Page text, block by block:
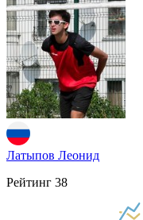
Латыпов Леонид
Рейтинг 38